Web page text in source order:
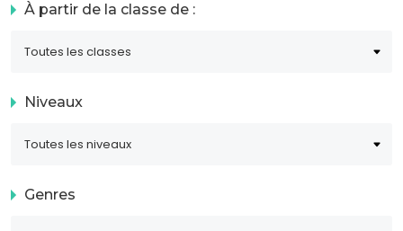
À partir de la classe de :
Niveaux
Genres